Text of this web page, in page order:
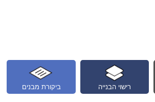
ביקורת מבנים רישוי הבנייה